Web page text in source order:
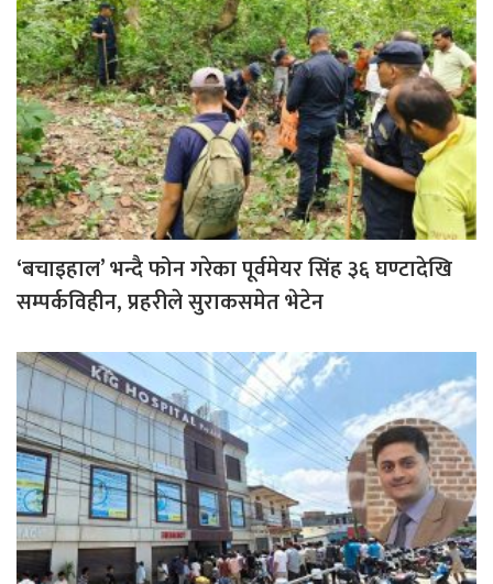
‘बचाइहाल’ भन्दै फोन गरेका पूर्वमेयर सिंह ३६ घण्टादेखि
सम्पर्कविहीन, प्रहरीले सुराकसमेत भेटेन